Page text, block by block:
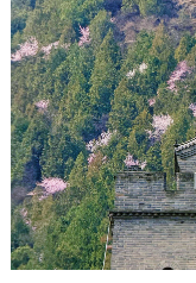
参与调查
走进北京
北京概况
绿色北京